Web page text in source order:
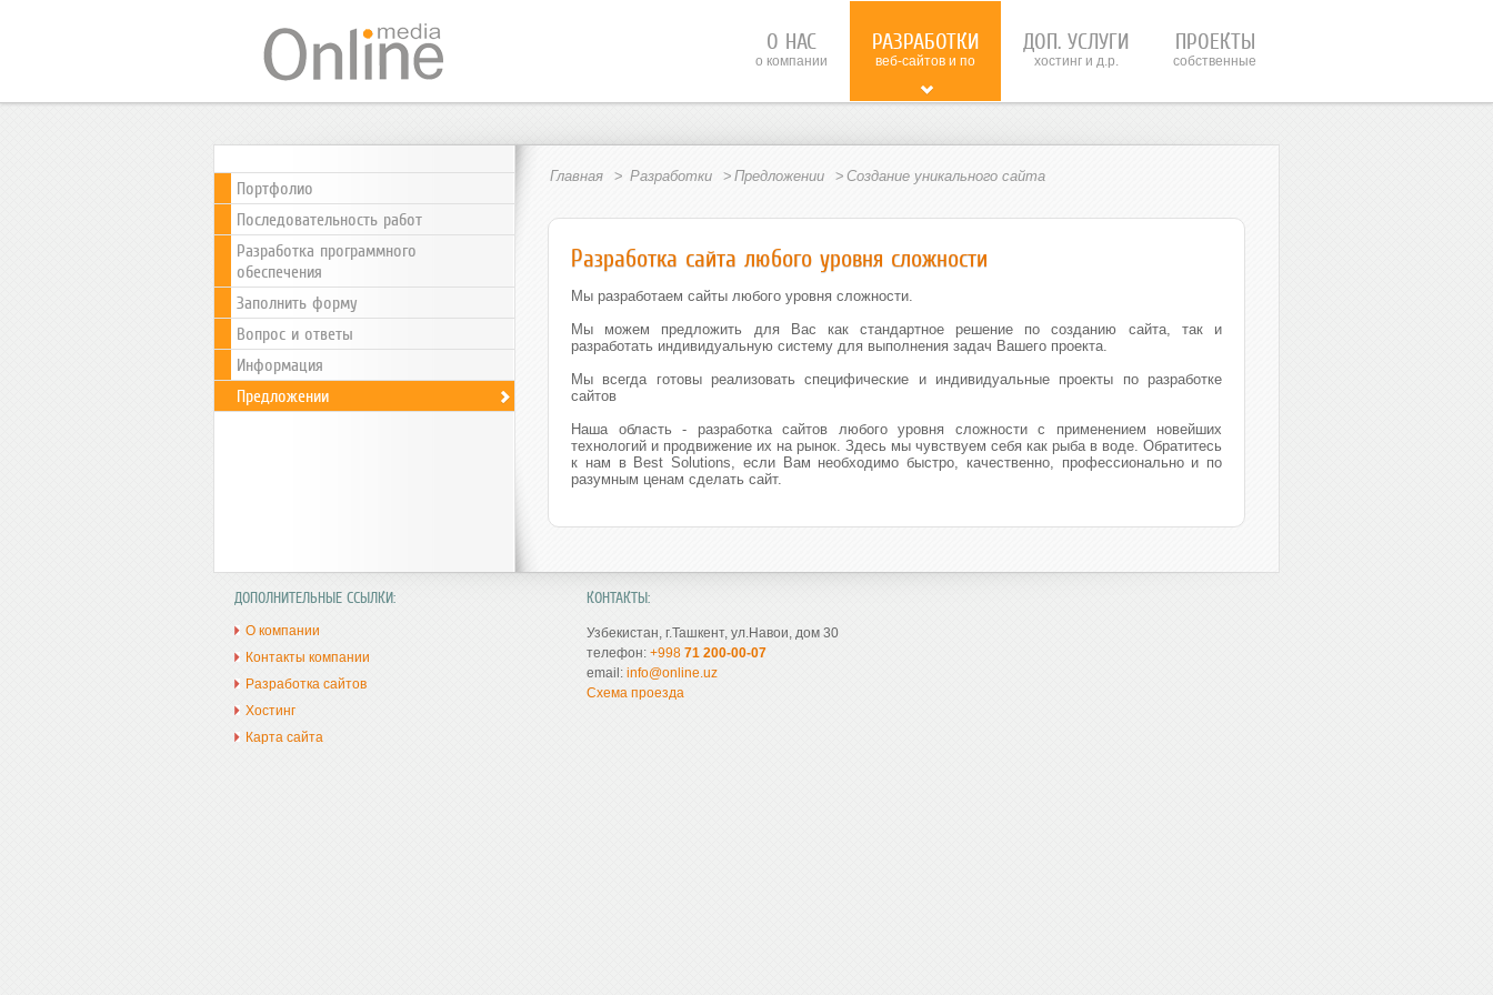
О НАС
о компании
РАЗРАБОТКИ
веб-сайтов и по
ДОП. УСЛУГИ
хостинг и д.р.
ПРОЕКТЫ
собственные
Главная Разработки Предложении Создание уникального сайта
Разработка сайта любого уровня сложности
Мы разработаем сайты любого уровня сложности.
Мы можем предложить для Вас как стандартное решение по созданию сайта, так и
разработать индивидуальную систему для выполнения задач Вашего проекта.
Мы всегда готовы реализовать специфические и индивидуальные проекты по разработке
сайтов
Наша область - разработка сайтов любого уровня сложности с применением новейших
технологий и продвижение их на рынок. Здесь мы чувствуем себя как рыба в воде. Обратитесь
к нам в Best Solutions, если Вам необходимо быстро, качественно, профессионально и по
разумным ценам сделать сайт.
Портфолио
Последовательность работ
Разработка программного
обеспечения
Заполнить форму
Вопрос и ответы
Информация
Предложении
ДОПОЛНИТЕЛЬНЫЕ ССЫЛКИ:
О компании
Контакты компании
Разработка сайтов
Хостинг
Карта сайта
КОНТАКТЫ:
Узбекистан, г.Ташкент, ул.Навои, дом 30
телефон: +99871 200-00-07
email: info@online.uz
Схема проезда